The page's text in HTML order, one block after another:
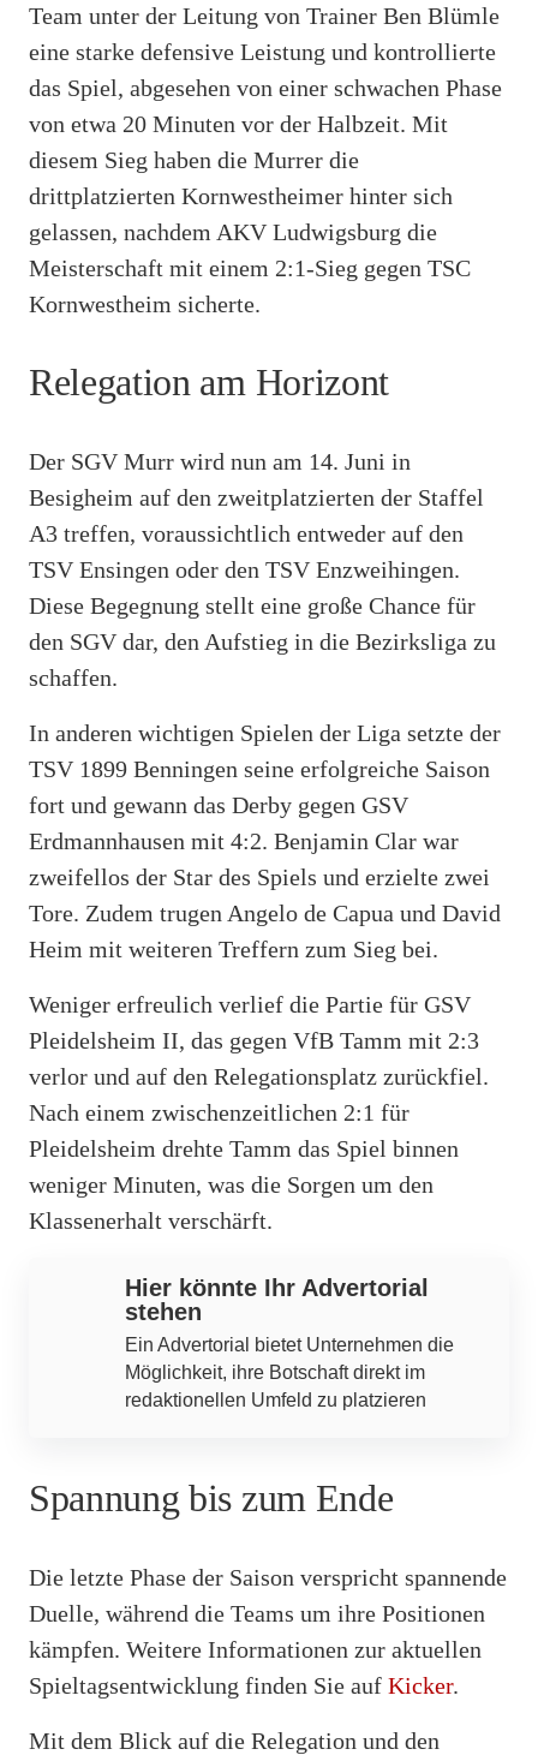
Team unter der Leitung von Trainer Ben Blümle
eine starke defensive Leistung und kontrollierte
das Spiel, abgesehen von einer schwachen Phase
von etwa 20 Minuten vor der Halbzeit. Mit
diesem Sieg haben die Murrer die
drittplatzierten Kornwestheimer hinter sich
gelassen, nachdem AKV Ludwigsburg die
Meisterschaft mit einem 2:1-Sieg gegen TSC
Kornwestheim sicherte.
Relegation am Horizont
Der SGV Murr wird nun am 14. Juni in
Besigheim auf den zweitplatzierten der Staffel
A3 treffen, voraussichtlich entweder auf den
TSV Ensingen oder den TSV Enzweihingen.
Diese Begegnung stellt eine große Chance für
den SGV dar, den Aufstieg in die Bezirksliga zu
schaffen.
In anderen wichtigen Spielen der Liga setzte der
TSV 1899 Benningen seine erfolgreiche Saison
fort und gewann das Derby gegen GSV
Erdmannhausen mit 4:2. Benjamin Clar war
zweifellos der Star des Spiels und erzielte zwei
Tore. Zudem trugen Angelo de Capua und David
Heim mit weiteren Treffern zum Sieg bei.
Weniger erfreulich verlief die Partie für GSV
Pleidelsheim II, das gegen VfB Tamm mit 2:3
verlor und auf den Relegationsplatz zurückfiel.
Nach einem zwischenzeitlichen 2:1 für
Pleidelsheim drehte Tamm das Spiel binnen
weniger Minuten, was die Sorgen um den
Klassenerhalt verschärft.
Hier könnte Ihr Advertorial
stehen
Ein Advertorial bietet Unternehmen die
Möglichkeit, ihre Botschaft direkt im
redaktionellen Umfeld zu platzieren
Spannung bis zum Ende
Die letzte Phase der Saison verspricht spannende
Duelle, während die Teams um ihre Positionen
kämpfen. Weitere Informationen zur aktuellen
Spieltagsentwicklung finden Sie auf Kicker.
Mit dem Blick auf die Relegation und den